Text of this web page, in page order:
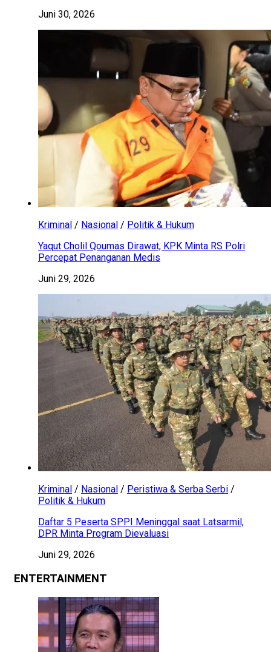
Juni 30, 2026
Kriminal / Nasional / Politik & Hukum
Yaqut Cholil Qoumas Dirawat, KPK Minta RS Polri
Percepat Penanganan Medis
Juni 29, 2026
Kriminal / Nasional / Peristiwa & Serba Serbi /
Politik & Hukum
Daftar 5 Peserta SPPI Meninggal saat Latsarmil,
DPR Minta Program Dievaluasi
Juni 29, 2026
ENTERTAINMENT